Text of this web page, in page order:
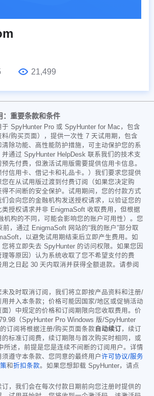
21,499
重要条款和条件
SpyHunter Pro 或 SpyHunter for Mac，包含
/购买页面），提供一次性 7 天试用期，包含
除功能、高性能防护措施，可主动保护您的系
通过 SpyHunter HelpDesk 联系我们的技术支
先付费，但激活试用版需要提供信用卡信息。
付信用卡、借记卡和礼品卡。）我们要求您提供
在从试用版过渡到付费订阅（如果您决定购
不间断的安全保护。试用期间，您的付款方式
会向您的金融机构发送授权请求，以验证您的
授权请求并非 EnigmaSoft 收取费用，但根据
机构的不同，可能会影响您的账户可用性）。您
前，通过 EnigmaSoft 网站的“我的账户”部分取
，以避免试用期结束后立即产生费用。如
将立即失去 SpyHunter 的访问权限。如果您因
等原因）认为系统收取了您不希望支付的费
之日起 30 天内取消并获得全额退款。请参阅
及时取消订阅，我们将立即按产品资料和注册/
并入本条款；价格可能因国家/地区或促销活动
）中规定的价格和订阅期限向您收取费用。价
（SpyHunter Pro Windows 版/SpyHunter
订阅将根据注册/购买页面条款 自动续订 ，续订
标准订阅费，续订期限与首次购买时相同，或
所述，前提是您是连续不间断的订阅用户。详情
遵守本条款、您同意的最终用户许可协议/服务
和折扣条款。如果您想卸载 SpyHunter，请点
，我们会在每次付款日期前向您注册时提供的